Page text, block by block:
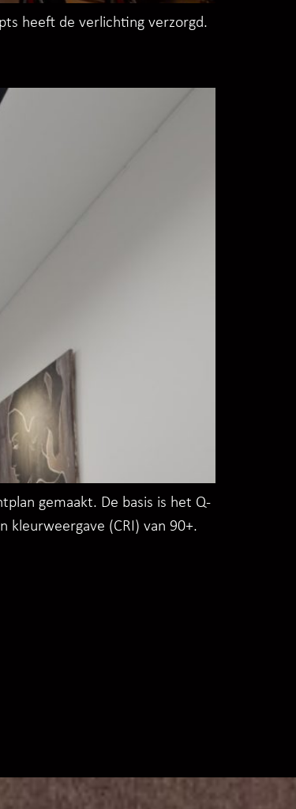
heeft de verlichting verzorgd.
gemaakt. De basis is het Q-
kleurweergave (CRI) van 90+.